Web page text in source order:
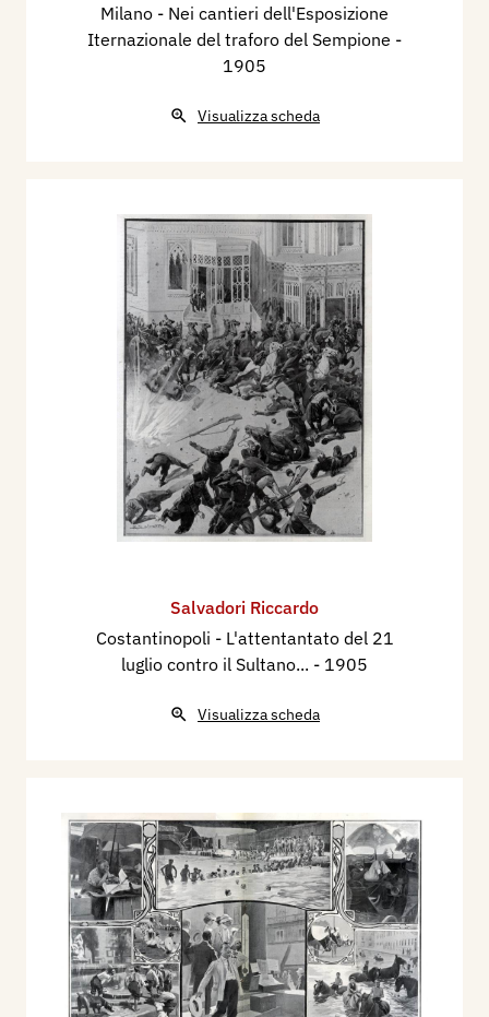
Milano - Nei cantieri dell'Esposizione
Iternazionale del traforo del Sempione -
1905
Visualizza scheda
Salvadori Riccardo
Costantinopoli - L'attentantato del 21
luglio contro il Sultano... - 1905
Visualizza scheda